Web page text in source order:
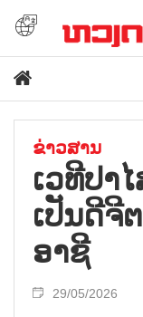
ຂ່າວສານ
ເວທີປາ
ເປັນດີຈີ
ອາຊີ
29/05/2026